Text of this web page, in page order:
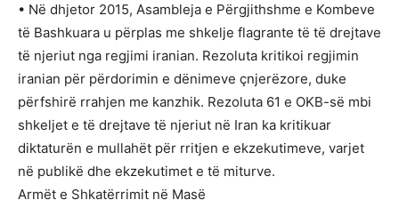
• Në dhjetor 2015, Asambleja e Përgjithshme e Kombeve
të Bashkuara u përplas me shkelje flagrante të të drejtave
të njeriut nga regjimi iranian. Rezoluta kritikoi regjimin
iranian për përdorimin e dënimeve çnjerëzore, duke
përfshirë rrahjen me kanzhik. Rezoluta 61 e OKB-së mbi
shkeljet e të drejtave të njeriut në Iran ka kritikuar
diktaturën e mullahët për rritjen e ekzekutimeve, varjet
në publikë dhe ekzekutimet e të miturve.
Armët e Shkatërrimit në Masë